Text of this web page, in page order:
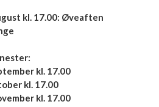
kl. 17.00: Øveaften
kl. 17.00
kl. 17.00
kl. 17.00